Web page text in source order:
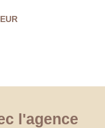
l'agence